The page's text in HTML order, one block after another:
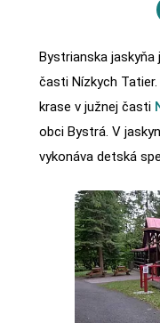
Bystrianska jaskyňa
časti Nízkych
krase v južnej časti
obci Bystrá. V
vykonáva detská